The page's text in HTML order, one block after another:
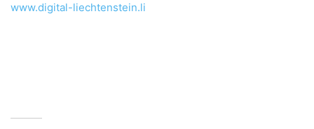
www.digital-liechtenstein.li